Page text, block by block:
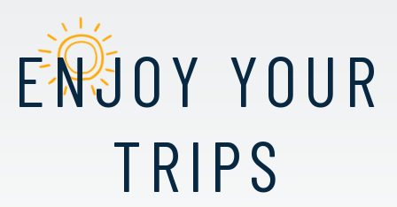
ENJOY YOUR
TRIPS